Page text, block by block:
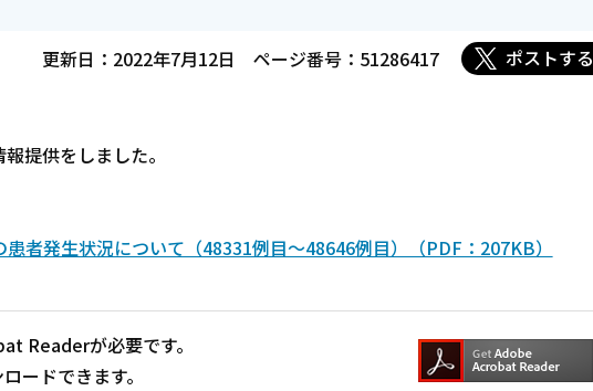
更新日：2022年7月12日 ページ番号：51286417 ポストする
提供をしました。
者発生状況について（48331例目～48646例目）（PDF：207KB）
Readerが必要です。
ードできます。